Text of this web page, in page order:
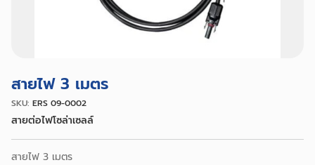
สายไฟ 3 เมตร
SKU: ERS 09-0002
สายต่อไฟโซล่าเซลล์
สายไฟ 3 เมตร